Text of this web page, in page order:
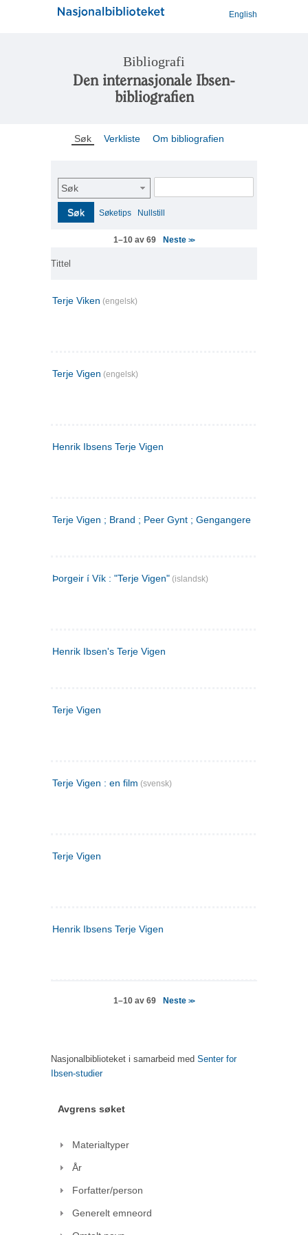
English
Bibliografi
Den internasjonale Ibsen-
bibliografien
Søk Verkliste Om bibliografien
Søk
Søk Søketips Nullstill
1–10 av 69 Neste>>
Tittel
Terje Viken (engelsk)
Terje Vigen (engelsk)
Henrik Ibsens Terje Vigen
Terje Vigen ; Brand ; Peer Gynt ; Gengangere
Þorgeir í Vík : "Terje Vigen" (islandsk)
Henrik Ibsen's Terje Vigen
Terje Vigen
Terje Vigen : en film (svensk)
Terje Vigen
Henrik Ibsens Terje Vigen
1–10 av 69 Neste>>
Nasjonalbiblioteket i samarbeid med Senter for
Ibsen-studier
Avgrens søket
Materialtyper
År
Forfatter/person
Generelt emneord